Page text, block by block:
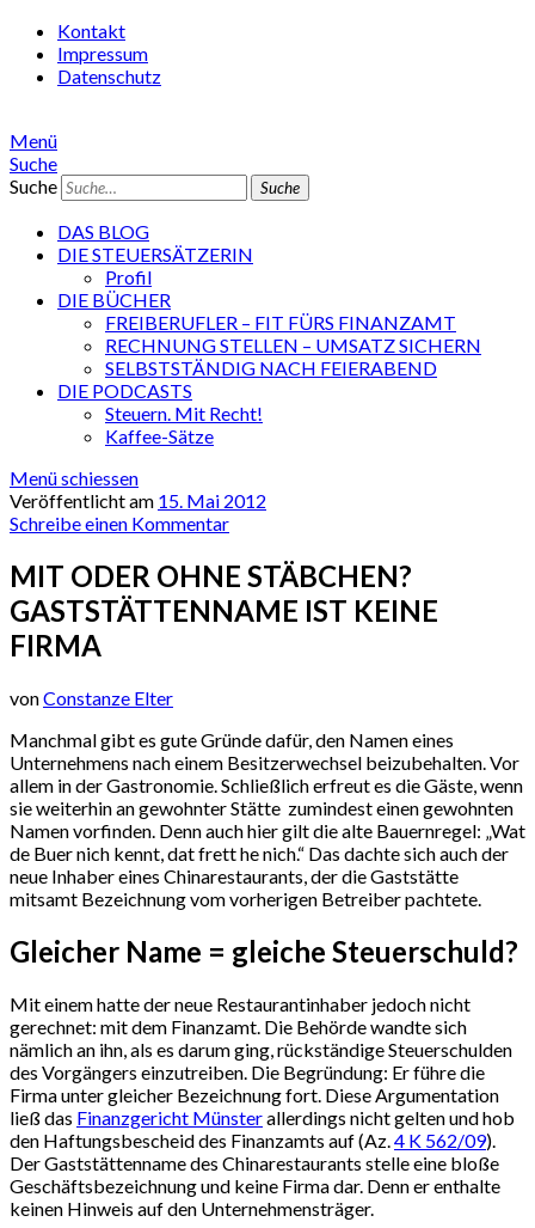
Kontakt
Impressum
Datenschutz
Menü
Suche
Suche
DAS BLOG
DIE STEUERSÄTZERIN
Profil
DIE BÜCHER
FREIBERUFLER – FIT FÜRS FINANZAMT
RECHNUNG STELLEN – UMSATZ SICHERN
SELBSTSTÄNDIG NACH FEIERABEND
DIE PODCASTS
Steuern. Mit Recht!
Kaffee-Sätze
Menü schiessen
Veröffentlicht am 15. Mai 2012
Schreibe einen Kommentar
MIT ODER OHNE STÄBCHEN?
GASTSTÄTTENNAME IST KEINE
FIRMA
vonConstanze Elter
Manchmal gibt es gute Gründe dafür, den Namen eines
Unternehmens nach einem Besitzerwechsel beizubehalten. Vor
allem in der Gastronomie. Schließlich erfreut es die Gäste, wenn
sie weiterhin an gewohnter Stätte zumindest einen gewohnten
Namen vorfinden. Denn auch hier gilt die alte Bauernregel: „Wat
de Buer nich kennt, dat frett he nich.“ Das dachte sich auch der
neue Inhaber eines Chinarestaurants, der die Gaststätte
mitsamt Bezeichnung vom vorherigen Betreiber pachtete.
Gleicher Name = gleiche Steuerschuld?
Mit einem hatte der neue Restaurantinhaber jedoch nicht
gerechnet: mit dem Finanzamt. Die Behörde wandte sich
nämlich an ihn, als es darum ging, rückständige Steuerschulden
des Vorgängers einzutreiben. Die Begründung: Er führe die
Firma unter gleicher Bezeichnung fort. Diese Argumentation
ließ das Finanzgericht Münsterallerdings nicht gelten und hob
den Haftungsbescheid des Finanzamts auf (Az. 4 K 562/09).
Der Gaststättenname des Chinarestaurants stelle eine bloße
Geschäftsbezeichnung und keine Firma dar. Denn er enthalte
keinen Hinweis auf den Unternehmensträger.